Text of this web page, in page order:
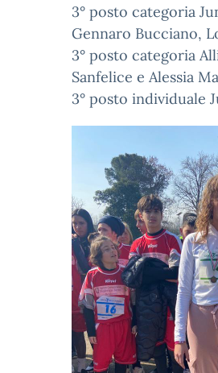
3° posto categoria
Gennaro Bucciano,
3° posto categoria
Sanfelice e Alessia
3° posto individuale